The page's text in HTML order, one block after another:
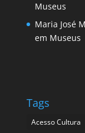
Museus
Maria José
em Museus
Tags
Acesso Cultura